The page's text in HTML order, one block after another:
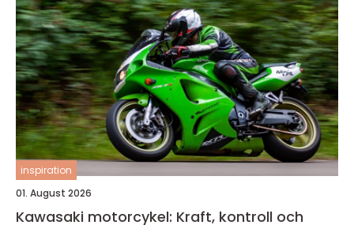
inspiration
01. August 2026
Kawasaki motorcykel: Kraft, kontroll och